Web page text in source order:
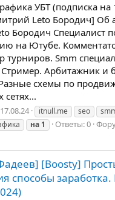
УБТ (подписка на
Leto Бородич] Об
Бородич Специалист
на Ютубе.
турниров. Smm
Стример. Арбитажник и
схемы по
17.08.24 itnull.me seo
на 1 Ответы: 0
[Boosty]
способы